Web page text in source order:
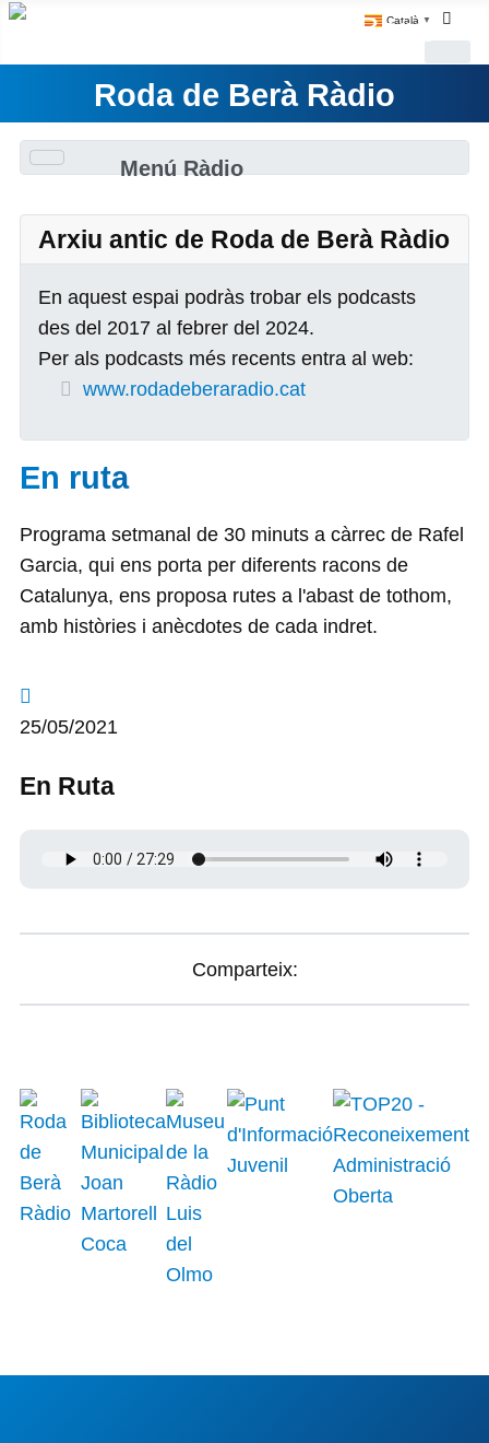
Català ▼
Roda de Berà Ràdio
Menú Ràdio
Arxiu antic de Roda de Berà Ràdio
En aquest espai podràs trobar els podcasts
des del 2017 al febrer del 2024.
Per als podcasts més recents entra al web:
www.rodadeberaradio.cat
En ruta
Programa setmanal de 30 minuts a càrrec de Rafel
Garcia, qui ens porta per diferents racons de
Catalunya, ens proposa rutes a l'abast de tothom,
amb històries i anècdotes de cada indret.
25/05/2021
En Ruta
Comparteix: